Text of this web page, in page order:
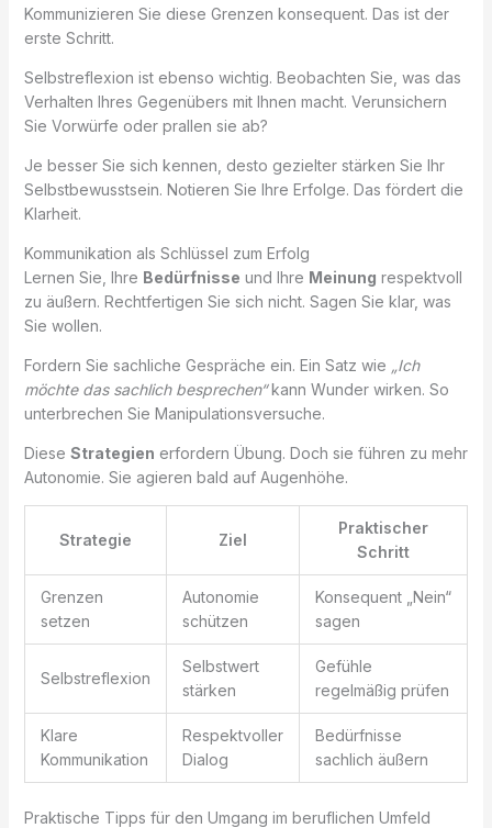
Kommunizieren Sie diese Grenzen konsequent. Das ist der
erste Schritt.
Selbstreflexion ist ebenso wichtig. Beobachten Sie, was das
Verhalten Ihres Gegenübers mit Ihnen macht. Verunsichern
Sie Vorwürfe oder prallen sie ab?
Je besser Sie sich kennen, desto gezielter stärken Sie Ihr
Selbstbewusstsein. Notieren Sie Ihre Erfolge. Das fördert die
Klarheit.
Kommunikation als Schlüssel zum Erfolg
Lernen Sie, Ihre Bedürfnisse und Ihre Meinung respektvoll
zu äußern. Rechtfertigen Sie sich nicht. Sagen Sie klar, was
Sie wollen.
Fordern Sie sachliche Gespräche ein. Ein Satz wie „Ich
möchte das sachlich besprechen“kann Wunder wirken. So
unterbrechen Sie Manipulationsversuche.
Diese Strategien erfordern Übung. Doch sie führen zu mehr
Autonomie. Sie agieren bald auf Augenhöhe.
Strategie Ziel
Praktischer
Schritt
Grenzen
setzen
Autonomie
schützen
Konsequent „Nein“
sagen
Selbstreflexion
Selbstwert
stärken
Gefühle
regelmäßig prüfen
Klare
Kommunikation
Respektvoller
Dialog
Bedürfnisse
sachlich äußern
Praktische Tipps für den Umgang im beruflichen Umfeld